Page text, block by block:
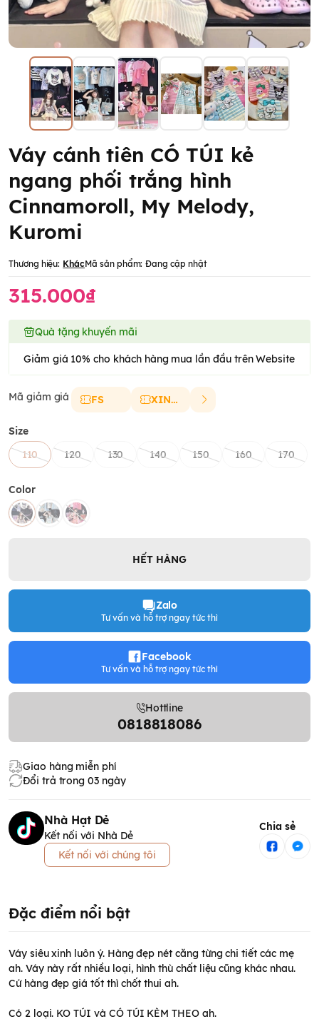
Váy cánh tiên CÓ TÚI kẻ
ngang phối trắng hình
Cinnamoroll, My Melody,
Kuromi
Thương hiệu: KhácMã sản phẩm: Đang cập nhật
315.000₫
Quà tặng khuyến mãi
Giảm giá 10% cho khách hàng mua lần đầu trên Website
Mã giảm giá FS XINCHAO
Size
110
120 130 140 150 160 170
Color
HẾT HÀNG
Zalo
Tư vấn và hỗ trợ ngay tức thì
Facebook
Tư vấn và hỗ trợ ngay tức thì
Hottline
0818818086
Giao hàng miễn phí
Đổi trả trong 03 ngày
Nhà Hạt Dẻ
Kết nối với Nhà Dẻ
Kết nối với chúng tôi
Chia sẻ
Đặc điểm nổi bật
Váy siêu xinh luôn ý. Hàng đẹp nét căng từng chi tiết các mẹ
ah. Váy này rất nhiều loại, hình thù chất liệu cũng khác nhau.
Cứ hàng đẹp giá tốt thì chốt thui ah.
Có 2 loại. KO TÚI và CÓ TÚI KÈM THEO ah.